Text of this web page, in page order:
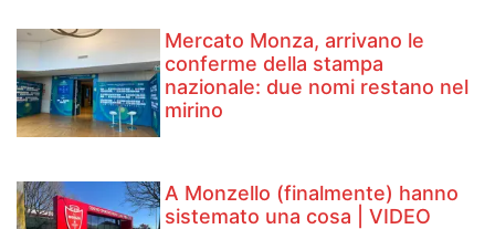
Mercato Monza, arrivano le
conferme della stampa
nazionale: due nomi restano nel
mirino
A Monzello (finalmente) hanno
sistemato una cosa | VIDEO